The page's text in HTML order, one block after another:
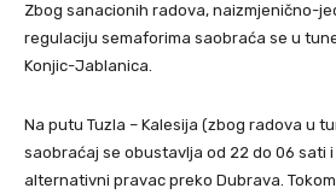
Zbog sanacionih radova, naizmjenično-
regulaciju semaforima saobraća se u
Konjic-Jablanica.
Na putu Tuzla – Kalesija (zbog radova u
saobraćaj se obustavlja od 22 do 06 sati
alternativni pravac preko Dubrava.